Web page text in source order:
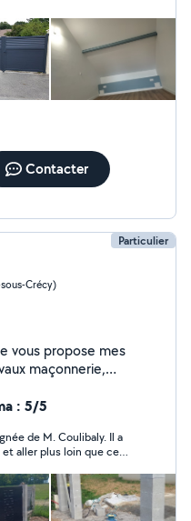
Contacter
Particulier
Crécy)
maçonnerie,
pour les courses aux
pour plus de
: 5/5
de M. Coulibaly. Il a
aller plus loin que ce